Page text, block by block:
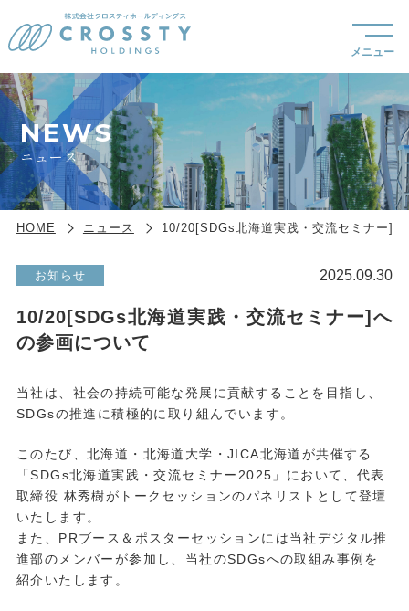
NEWS
ニュース
HOME ニュース 10/20[SDGs北海道実践・交流セミナー]
お知らせ 2025.09.30
10/20[SDGs北海道実践・交流セミナー]へ
の参画について
当社は、社会の持続可能な発展に貢献することを目指し、
SDGsの推進に積極的に取り組んでいます。
このたび、北海道・北海道大学・ JICA北海道が共催する
「SDGs北海道実践・交流セミナー 2025 」において、代表
取締役 林秀樹がトークセッションのパネリストとして登壇
いたします。
また、 PRブース＆ポスターセッションには当社デジタル推
進部のメンバーが参加し、当社のSDGsへの取組み事例を
紹介いたします。